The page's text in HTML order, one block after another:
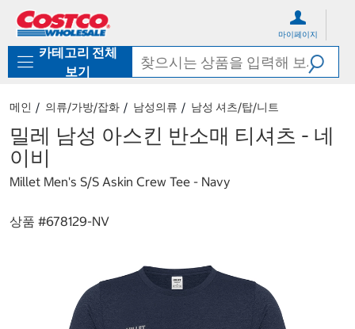
로
기
가
마이페이지
카테고리 전체
보기
메인 의류/가방/잡화 남성의류 남성 셔츠/탑/니트
밀레 남성 아스킨 반소매 티셔츠 - 네
이비
Millet Men's S/S Askin Crew Tee - Navy
상품 #678129-NV